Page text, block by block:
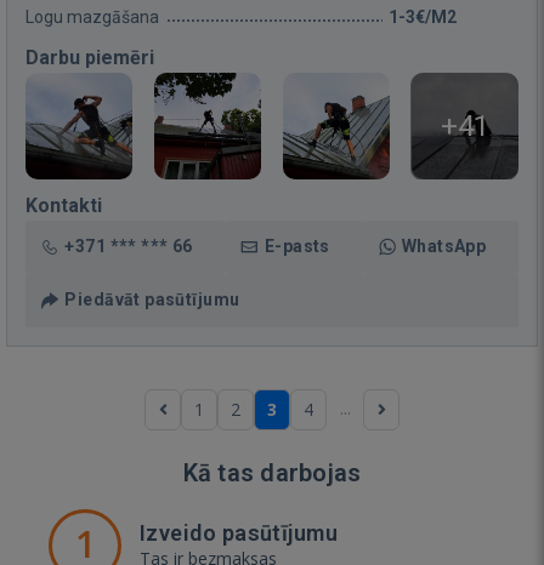
Logu mazgāšana 1-3€/M2
Darbu piemēri
+41
Kontakti
+371 *** *** 66 E-pasts WhatsApp
Piedāvāt pasūtījumu
1 2 3 4 ...
Kā tas darbojas
1 Izveido pasūtījumu
Tas ir bezmaksas